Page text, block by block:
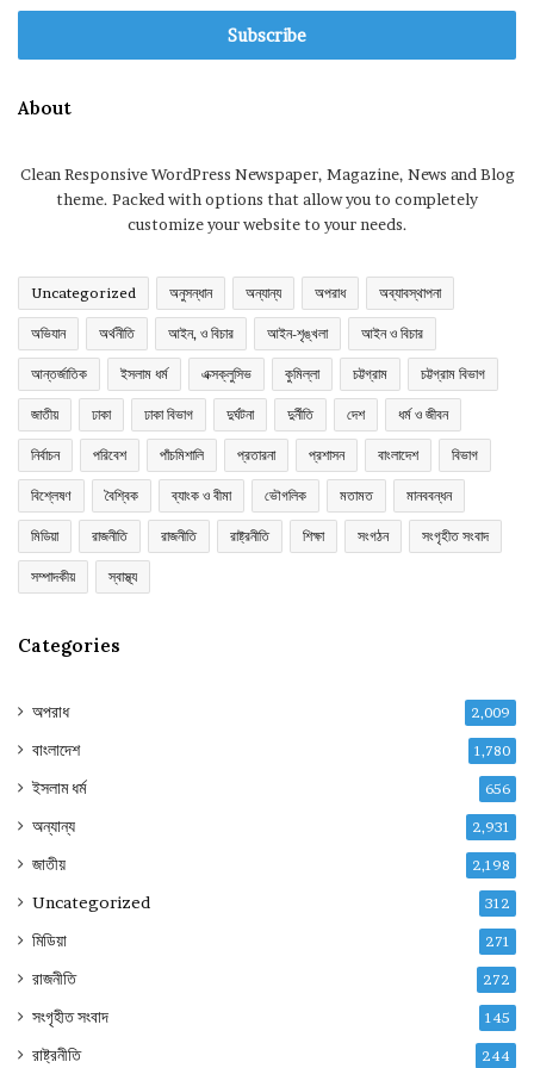
Email
About
Clean Responsive WordPress Newspaper, Magazine, News and Blog
theme. Packed with options that allow you to completely
customize your website to your needs.
Uncategorized অনুসন্ধান অন্যান্য অপরাধ অব্যাবস্থাপনা
অভিযান অর্থনীতি আইন, ও বিচার আইন-শৃঙ্খলা আইন ও বিচার
আন্তর্জাতিক ইসলাম ধর্ম এক্সক্লুসিভ কুমিল্লা চট্টগ্রাম চট্টগ্রাম বিভাগ
জাতীয় ঢাকা ঢাকা বিভাগ দুর্ঘটনা দুর্নীতি দেশ ধর্ম ও জীবন
নির্বাচন পরিবেশ পাঁচমিশালি প্রতারনা প্রশাসন বাংলাদেশ বিভাগ
বিশ্লেষণ বৈশ্বিক ব্যাংক ও বীমা ভৌগলিক মতামত মানববন্ধন
মিডিয়া রাজনীতি রাজনীতি রাষ্ট্রনীতি শিক্ষা সংগঠন সংগৃহীত সংবাদ
সম্পাদকীয় স্বাস্থ্য
Categories
অপরাধ 2,009
বাংলাদেশ 1,780
ইসলাম ধর্ম 656
অন্যান্য 2,931
জাতীয় 2,198
Uncategorized 312
মিডিয়া 271
রাজনীতি 272
সংগৃহীত সংবাদ 145
রাষ্ট্রনীতি 244